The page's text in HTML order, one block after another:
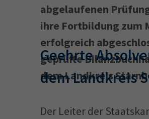
abgelaufenen
ihre Fortbildung zum
erfolgreich
geprüfte
dem Landkreis
Geehrte
dem Landkreis
Der Leiter der